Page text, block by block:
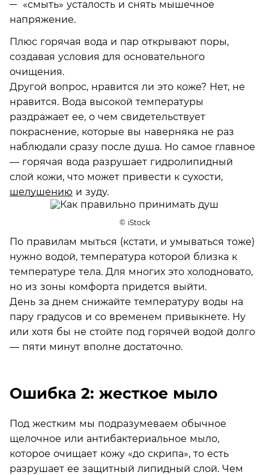
«смыть» усталость и снять мышечное
напряжение.
Плюс горячая вода и пар открывают поры,
создавая условия для основательного
очищения.
Другой вопрос, нравится ли это коже? Нет, не
нравится. Вода высокой температуры
раздражает ее, о чем свидетельствует
покраснение, которые вы наверняка не раз
наблюдали сразу после душа. Но самое главное
— горячая вода разрушает гидролипидный
слой кожи, что может привести к сухости,
шелушению и зуду.
© iStock
По правилам мыться (кстати, и умываться тоже)
нужно водой, температура которой близка к
температуре тела. Для многих это холодновато,
но из зоны комфорта придется выйти.
День за днем снижайте температуру воды на
пару градусов и со временем привыкнете. Ну
или хотя бы не стойте под горячей водой долго
— пяти минут вполне достаточно.
Ошибка 2: жесткое мыло
Под жестким мы подразумеваем обычное
щелочное или антибактериальное мыло,
которое очищает кожу «до скрипа», то есть
разрушает ее защитный липидный слой. Чем